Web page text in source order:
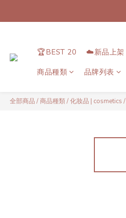
🏆BEST 20 ☁️新品上架
商品種類 品牌列表
全部商品 /商品種類/化妝品 | cosmetics /